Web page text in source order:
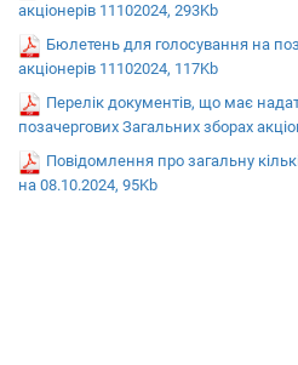
акціонерів 11102024, 293Kb
Бюлетень для голосування на
акціонерів 11102024, 117Kb
Перелік документів, що має
позачергових Загальних зборах
Повідомлення про загальну
на 08.10.2024, 95Kb